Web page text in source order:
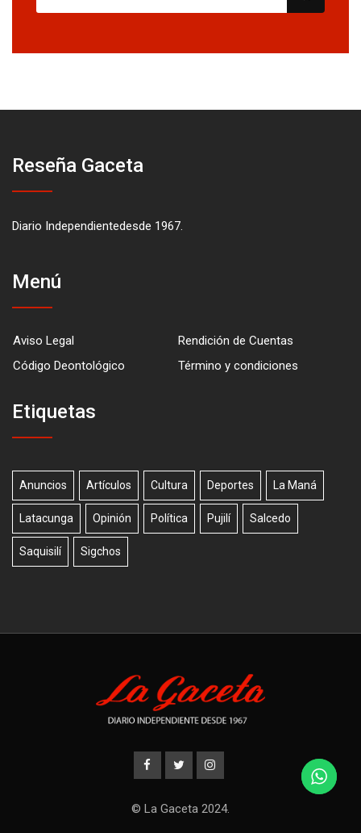
Reseña Gaceta
Diario Independientedesde 1967.
Menú
Aviso Legal
Rendición de Cuentas
Código Deontológico
Término y condiciones
Etiquetas
Anuncios Artículos Cultura Deportes La Maná
Latacunga Opinión Política Pujilí Salcedo
Saquisilí Sigchos
© La Gaceta 2024.